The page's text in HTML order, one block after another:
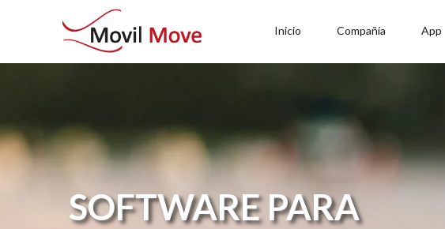
Inicio Compañía App
SOFTWARE PARA